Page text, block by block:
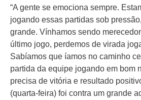
“A gente se emociona sempre.
jogando essas partidas sob
grande. Vínhamos sendo
último jogo, perdemos de virada
Sabíamos que íamos no caminho
partida da equipe jogando em bom
precisa de vitória e resultado
(quarta-feira) foi contra um grande